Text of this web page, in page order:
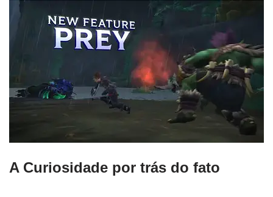
A Curiosidade por trás do fato